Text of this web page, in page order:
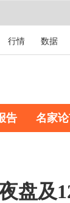
行情 数据
告 名家
盘及